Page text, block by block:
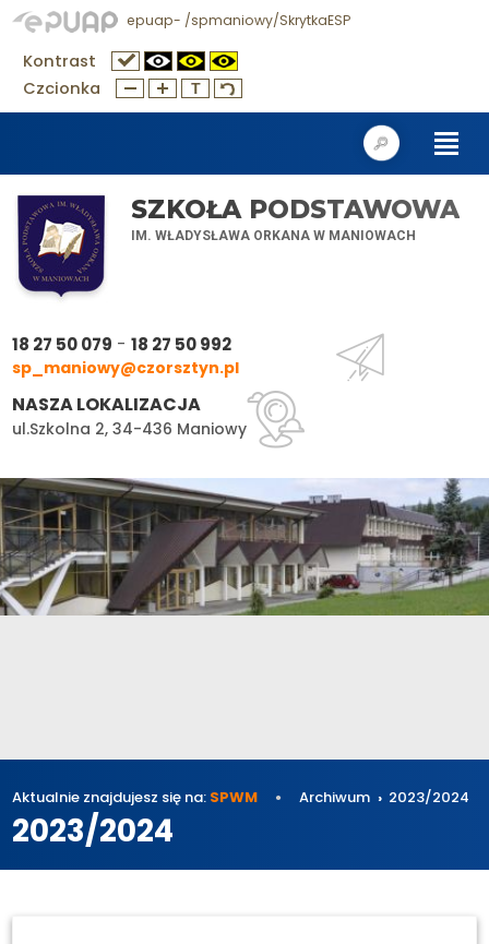
epuap- /spmaniowy/SkrytkaESP
Kontrast
Czcionka
SZKOŁA PODSTAWOWA
IM. WŁADYSŁAWA ORKANA W MANIOWACH
18 27 50 079 -18 27 50 992
sp_maniowy@czorsztyn.pl
NASZA LOKALIZACJA
ul.Szkolna 2, 34-436 Maniowy
Aktualnie znajdujesz się na: SPWM Archiwum 2023/2024
2023/2024